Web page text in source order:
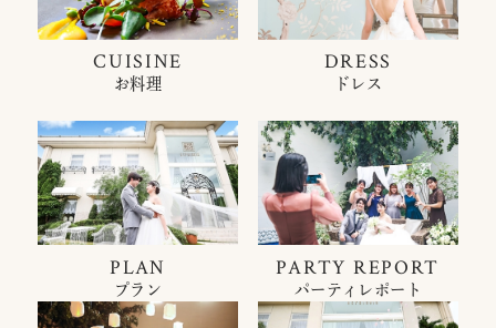
CUISINE
お料理
DRESS
ドレス
PLAN
プラン
PARTY REPORT
パーティレポート